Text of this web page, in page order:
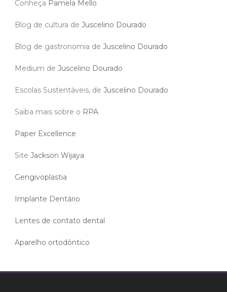
Conheça Pamela Mello
Blog de cultura de Juscelino Dourado
Blog de gastronomia de Juscelino Dourado
Medium de Juscelino Dourado
Escolas Sustentáveis, de Juscelino Dourado
Saiba mais sobre o RPA
Paper Excellence
Site Jackson Wijaya
Gengivoplastia
Implante Dentário
Lentes de contato dental
Aparelho ortodôntico